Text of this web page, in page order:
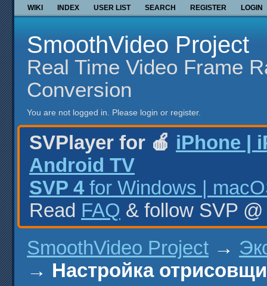
WIKI INDEX USER LIST SEARCH REGISTER LOGIN
SmoothVideo Project
Real Time Video Frame
Conversion
You are not logged in. Please login or register.
SVPlayer for 🍎 iPhone |
Android TV
SVP 4 for Windows |
Read FAQ & follow SVP
SmoothVideo Project →
→ Настройка